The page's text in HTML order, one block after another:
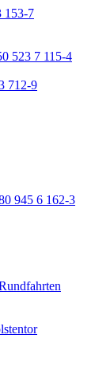
153-7
523 7 115-4
712-9
945 6 162-3